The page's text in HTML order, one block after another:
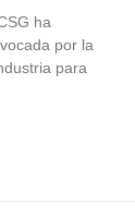
ha
por la
para